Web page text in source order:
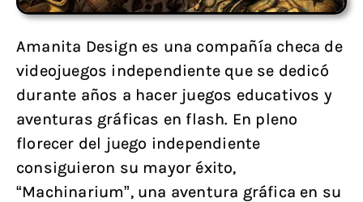
Amanita Design es una compañía checa de
videojuegos independiente que se dedicó
durante años a hacer juegos educativos y
aventuras gráficas en flash. En pleno
florecer del juego independiente
consiguieron su mayor éxito,
“Machinarium”, una aventura gráfica en su